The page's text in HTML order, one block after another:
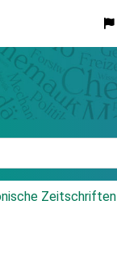
Zeitschriften